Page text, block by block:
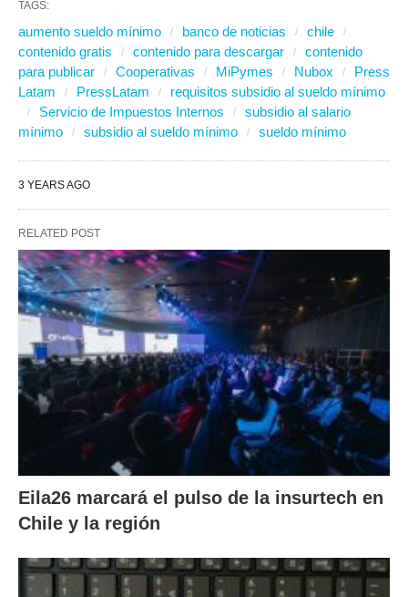
TAGS:
aumento sueldo mínimo banco de noticias
chile
contenido gratis
contenido para descargar
contenido
para publicar
Cooperativas MiPymes Nubox
Press
Latam
PressLatam
requisitos subsidio al sueldo mínimo
Servicio de Impuestos Internos
subsidio al salario
mínimo
subsidio al sueldo mínimo sueldo mínimo
3 YEARS AGO
RELATED POST
Eila26 marcará el pulso de la insurtech en
Chile y la región